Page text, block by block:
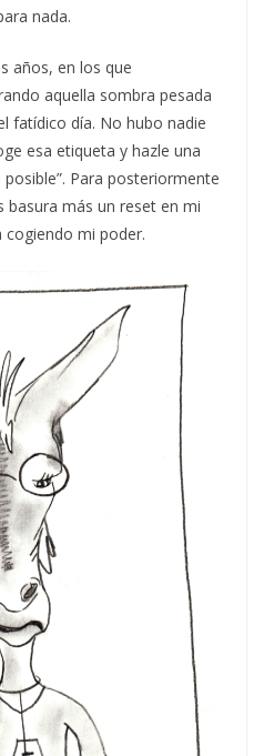
nada.
años, en los que
aquella sombra pesada
fatídico día. No hubo nadie
esa etiqueta y hazle una
Para posteriormente
basura más un reset en mi
cogiendo mi poder.